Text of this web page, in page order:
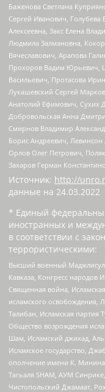
Баженова Светлана
Сергей Иванович, Голубева
Алексеевна, Закс Елена
Людмила Залмановна,
Вячеславович, Арапова
Прохоров Вадим Юрьевич,
Васильевич, Протасова
Лукашевский Сергей
Анатолий Ефимович, Сухих
Добровольская Анна
Смирнов Владимир
Борис Андреевич,
Орлов Олег Петрович,
Захаров Герман
Источник: http://
данные на 24.03.2022
* Единый
иностранных и
в соответствии с
террористическими:
Высший военный
Кавказа, Конгресс народов
Священная война,
исламского освобождения,
Талибан, Исламская партия
Общество возрождения
Шам, Исламский джихад,
Исламское государство,
ополчение имени К. Минина
Тагьаля SHAM, АУМ
Чистопольский Джамаат,